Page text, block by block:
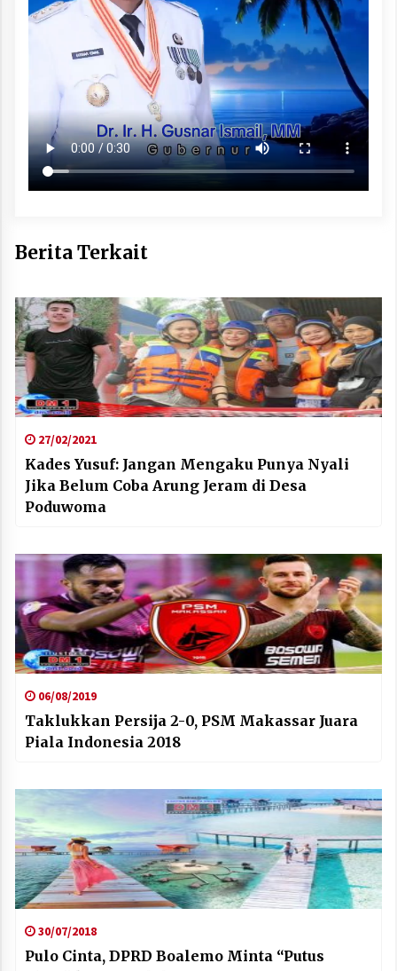
Berita Terkait
27/02/2021
Kades Yusuf: Jangan Mengaku Punya Nyali
Jika Belum Coba Arung Jeram di Desa
Poduwoma
06/08/2019
Taklukkan Persija 2-0, PSM Makassar Juara
Piala Indonesia 2018
30/07/2018
Pulo Cinta, DPRD Boalemo Minta “Putus